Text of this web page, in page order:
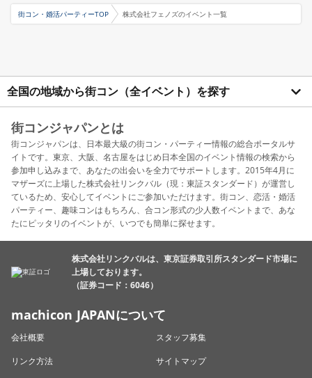
街コン・婚活パーティーTOP 株式会社フェノズのイベント一覧
全国の地域から街コン（全イベント）を探す
街コンジャパンとは
街コンジャパンは、日本最大級の街コン・パーティー情報の総合ポータルサ
イトです。東京、大阪、名古屋をはじめ日本全国のイベント情報の検索から
参加申し込みまで、あなたの出会いを全力でサポートします。2015年4月に
マザーズに上場した株式会社リンクバル（現：東証スタンダード）が運営し
ているため、安心してイベントにご参加いただけます。街コン、恋活・婚活
パーティー、趣味コンはもちろん、合コン形式の少人数イベントまで、あな
たにピッタリのイベントが、いつでも簡単に探せます。
株式会社リンクバルは、東京証券取引所スタンダード市場に
上場しております。
（証券コード：6046）
machicon JAPANについて
会社概要
スタッフ募集
リンク方法
サイトマップ